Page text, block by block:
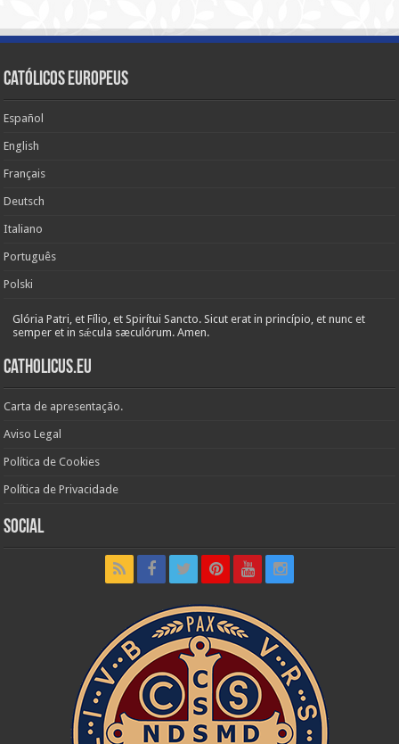
Católicos Europeus
Español
English
Français
Deutsch
Italiano
Português
Polski
Glória Patri, et Fílio, et Spirítui Sancto. Sicut erat in princípio, et nunc et
semper et in sǽcula sæculórum. Amen.
Catholicus.eu
Carta de apresentação.
Aviso Legal
Política de Cookies
Política de Privacidade
Social